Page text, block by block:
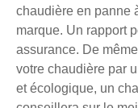
chaudière en panne
marque. Un rapport
assurance. De
votre chaudière par
et écologique, un